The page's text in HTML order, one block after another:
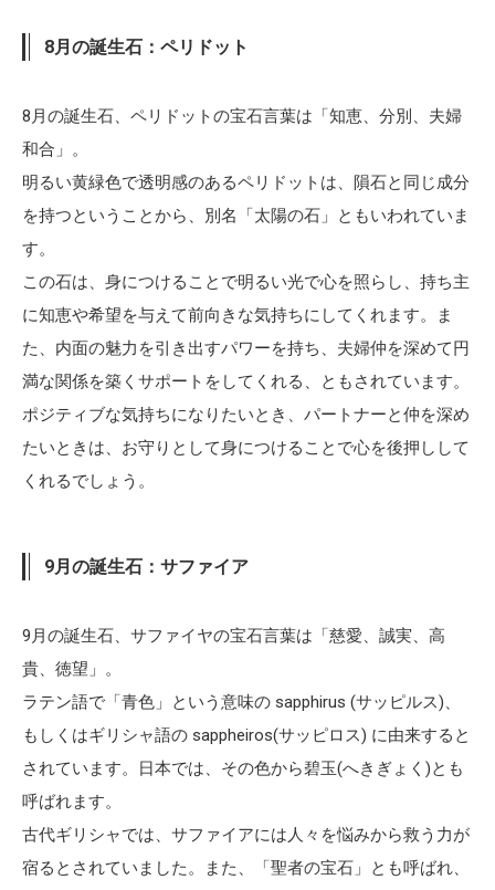
8月の誕生石：ペリドット
8月の誕生石、ペリドットの宝石言葉は「知恵、分別、夫婦
和合」。
明るい黄緑色で透明感のあるペリドットは、隕石と同じ成分
を持つということから、別名「太陽の石」ともいわれていま
す。
この石は、身につけることで明るい光で心を照らし、持ち主
に知恵や希望を与えて前向きな気持ちにしてくれます。ま
た、内面の魅力を引き出すパワーを持ち、夫婦仲を深めて円
満な関係を築くサポートをしてくれる、ともされています。
ポジティブな気持ちになりたいとき、パートナーと仲を深め
たいときは、お守りとして身につけることで心を後押しして
くれるでしょう。
9月の誕生石：サファイア
9月の誕生石、サファイヤの宝石言葉は「慈愛、誠実、高
貴、徳望」。
ラテン語で「青色」という意味の sapphirus (サッピルス)、
もしくはギリシャ語の sappheiros(サッピロス) に由来すると
されています。日本では、その色から碧玉(へきぎょく)とも
呼ばれます。
古代ギリシャでは、サファイアには人々を悩みから救う力が
宿るとされていました。また、「聖者の宝石」とも呼ばれ、